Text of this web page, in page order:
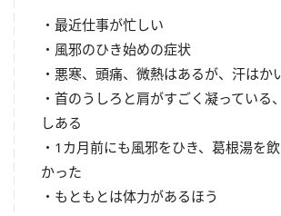
・最近仕事が忙しい
・風邪のひき始めの症状
・悪寒、頭痛、微熱はあるが、汗はか
・首のうしろと肩がすごく凝っている
しある
・1カ月前にも風邪をひき、葛根湯を
かった
・もともとは体力があるほう